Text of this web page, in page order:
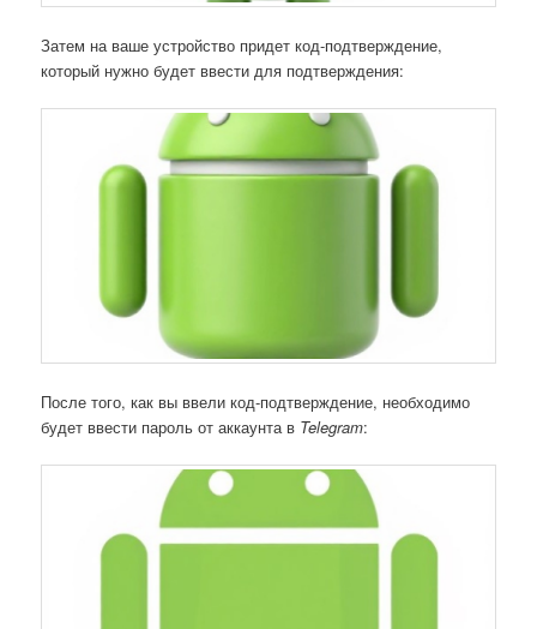
Затем на ваше устройство придет код-подтверждение,
который нужно будет ввести для подтверждения:
После того, как вы ввели код-подтверждение, необходимо
будет ввести пароль от аккаунта в Telegram: